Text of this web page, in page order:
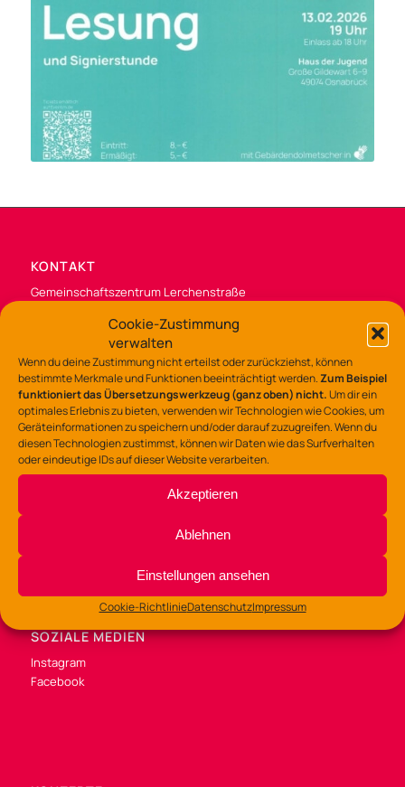
Cookie-Zustimmung
verwalten
Wenn du deine Zustimmung nicht erteilst oder zurückziehst, können
bestimmte Merkmale und Funktionen beeinträchtigt werden.Zum Beispiel
funktioniert das Übersetzungswerkzeug (ganz oben) nicht.Um dir ein
optimales Erlebnis zu bieten, verwenden wir Technologien wie Cookies, um
Geräteinformationen zu speichern und/oder darauf zuzugreifen. Wenn du
diesen Technologien zustimmst, können wir Daten wie das Surfverhalten
oder eindeutige IDs auf dieser Website verarbeiten.
Akzeptieren
Ablehnen
Einstellungen ansehen
Cookie-RichtlinieDatenschutzImpressum
KONTAKT
Gemeinschaftszentrum Lerchenstraße
Lerchenstraße 135 – 137
49088 Osnabrück
Tel.: 0541/323-7530
gz-lerchenstr@osnabrueck.de
und 14:00 – 16:00 Uhr
SOZIALE MEDIEN
Instagram
Facebook